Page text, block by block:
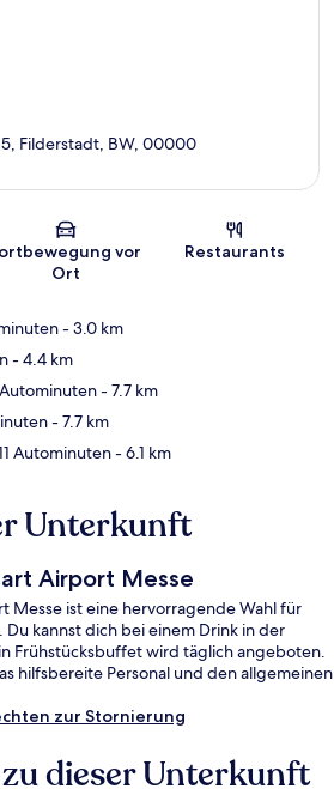
Karte
Filderstadt, BW, 00000
vor
Ort
Restaurants
- 3.0 km
- 4.4 km
- 7.7 km
- 7.7 km
Autominuten- 6.1 km
Unterkunft
Airport Messe
Messe ist eine hervorragende Wahl für
kannst dich bei einem Drink in der
Frühstücksbuffet wird täglich angeboten.
hilfsbereite Personal und den allgemeinen
zur Stornierung
dieser Unterkunft